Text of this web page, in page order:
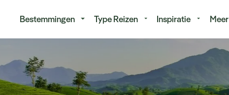
Bestemmingen Type Reizen Inspiratie Meer